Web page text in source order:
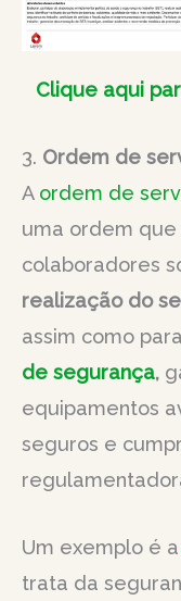
Clique aqui
3. Ordem de
A ordem de
uma ordem
colaboradores
realização do
assim como
de segurança,
equipamentos
seguros e
Um exemplo é a
trata da